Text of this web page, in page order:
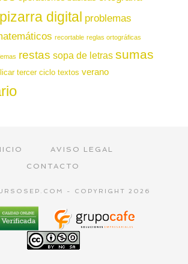
pizarra digital problemas
recortable reglas ortográficas
restas sopa de letras sumas
tercer ciclo textos verano
AVISO LEGAL
CONTACTO
- COPYRIGHT 2026